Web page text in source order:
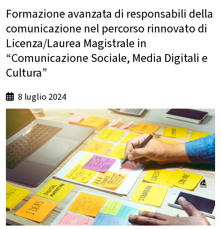
Formazione avanzata di responsabili della
comunicazione nel percorso rinnovato di
Licenza/Laurea Magistrale in
“Comunicazione Sociale, Media Digitali e
Cultura”
8 luglio 2024